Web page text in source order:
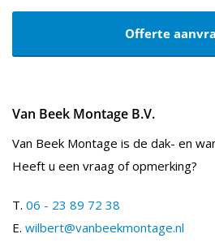
Offerte
Van Beek Montage B.V.
Van Beek Montage is de dak- en
Heeft u een vraag of opmerking?
T. 06 - 23 89 72 38
E. wilbert@vanbeekmontage.nl